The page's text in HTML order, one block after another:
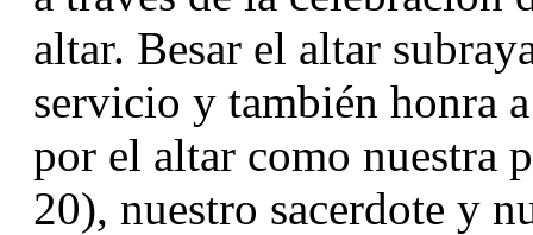
altar. Besar el altar
servicio y también honra
por el altar como nuestra
20), nuestro sacerdote y